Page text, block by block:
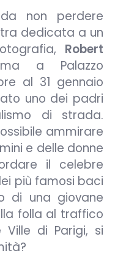
non perdere
dedicata a un
Robert
a Palazzo
al 31 gennaio
uno dei padri
di strada.
ammirare
e delle donne
il celebre
più famosi baci
di una giovane
folla al traffico
Ville di Parigi, si